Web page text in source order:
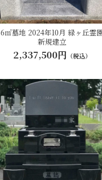
6㎡墓地 2024年10月 緑ヶ丘霊
新規建立
2,337,500円 （税込）